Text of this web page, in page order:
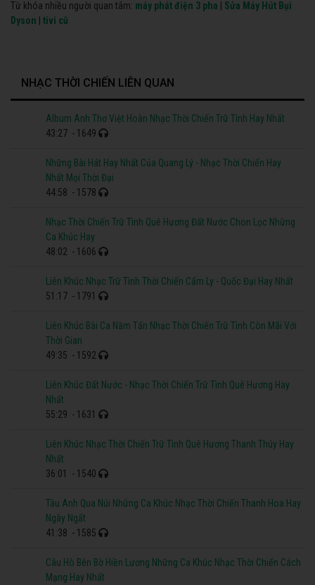
Từ khóa nhiều người quan tâm: máy phát điện 3 pha
Sửa Máy Hút Bụi
Dyson
tivi cũ
NHẠC THỜI CHIẾN LIÊN QUAN
Album Anh Thơ Việt Hoàn Nhạc Thời Chiến Trữ Tình Hay Nhất
43:27 - 1649
Những Bài Hát Hay Nhất Của Quang Lý - Nhạc Thời Chiến Hay
Nhất Mọi Thời Đại
44:58 - 1578
Nhạc Thời Chiến Trữ Tình Quê Hương Đất Nước Chon Lọc Những
Ca Khúc Hay
48:02 - 1606
Liên Khúc Nhạc Trữ Tình Thời Chiến Cẩm Ly - Quốc Đại Hay Nhất
51:17 - 1791
Liên Khúc Bài Ca Năm Tấn Nhạc Thời Chiến Trữ Tình Còn Mãi Với
Thời Gian
49:35 - 1592
Liên Khúc Đất Nước - Nhạc Thời Chiến Trữ Tình Quê Hương Hay
Nhất
55:29 - 1631
Liên Khúc Nhạc Thời Chiến Trữ Tình Quê Hương Thanh Thúy Hay
Nhất
36:01
- 1540
Tàu Anh Qua Núi Những Ca Khúc Nhạc Thời Chiến Thanh Hoa Hay
Ngây Ngất
41:38 - 1585
Câu Hò Bên Bờ Hiền Lương Những Ca Khúc Nhạc Thời Chiến Cách
Mạng Hay Nhất